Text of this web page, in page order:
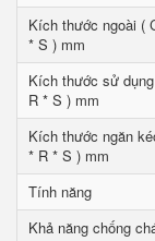
Kích thước ngoài (
* S ) mm
Kích thước sử
R * S ) mm
Kích thước ngăn
* R * S ) mm
Tính năng
Khả năng chống